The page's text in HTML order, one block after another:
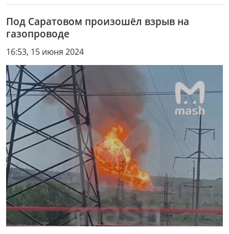
Под Саратовом произошёл взрыв на
газопроводе
16:53, 15 июня 2024